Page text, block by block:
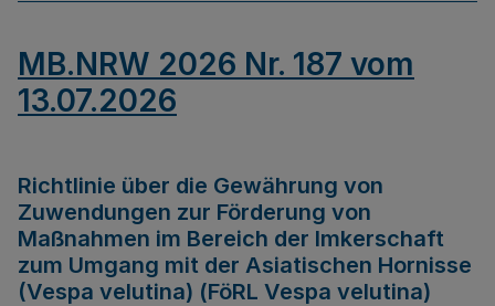
MB.NRW 2026 Nr. 187 vom
13.07.2026
Richtlinie über die Gewährung von
Zuwendungen zur Förderung von
Maßnahmen im Bereich der Imkerschaft
zum Umgang mit der Asiatischen Hornisse
(Vespa velutina) (FöRL Vespa velutina)